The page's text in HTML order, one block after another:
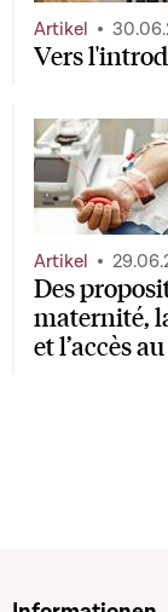
Vers
Artikel
Des
maternité,
et l’accès
Artikel